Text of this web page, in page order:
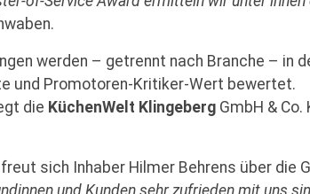
werden – getrennt nach Branche – in
und Promotoren-Kritiker-Wert bewertet.
die KüchenWelt Klingeberg GmbH & Co.
freut sich Inhaber Hilmer Behrens über die